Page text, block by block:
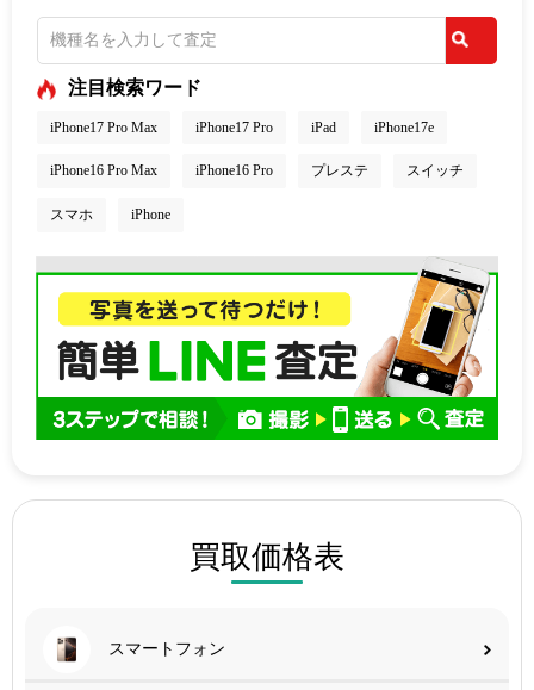
注目検索ワード
iPhone17 Pro Max iPhone17 Pro iPad iPhone17e
iPhone16 Pro Max iPhone16 Pro プレステ スイッチ
スマホ iPhone
買取価格表
スマートフォン